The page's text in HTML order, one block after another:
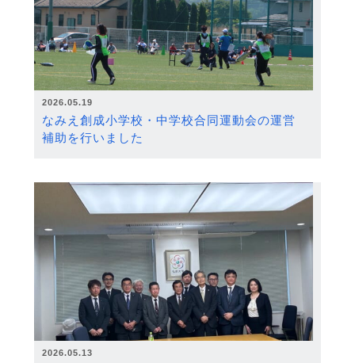
2026.05.19
なみえ創成小学校・中学校合同運動会の運営
補助を行いました
2026.05.13